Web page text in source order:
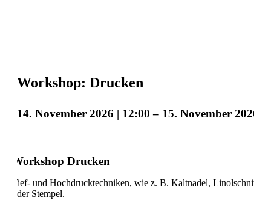
Workshop: Drucken
14. November 2026 | 12:00 – 15. November 2026 |
Workshop Drucken
Tief- und Hochdrucktechniken, wie z. B. Kaltnadel, Linolschnitt
oder Stempel.